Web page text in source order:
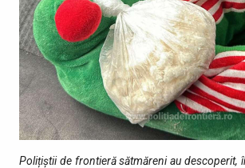
Polițiștii de frontieră sătmăreni au descoperit,